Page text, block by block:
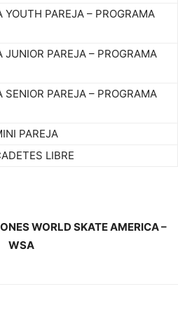
YOUTH PAREJA – PROGRAMA
JUNIOR PAREJA – PROGRAMA
SENIOR PAREJA – PROGRAMA
PAREJA
LIBRE
WORLD SKATE AMERICA –
WSA